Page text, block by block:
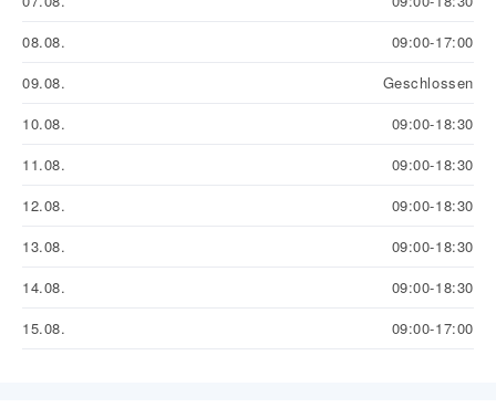
08.08.
09:00-17:00
09.08.
Geschlossen
10.08.
09:00-18:30
11.08.
09:00-18:30
12.08.
09:00-18:30
13.08.
09:00-18:30
14.08.
09:00-18:30
15.08.
09:00-17:00